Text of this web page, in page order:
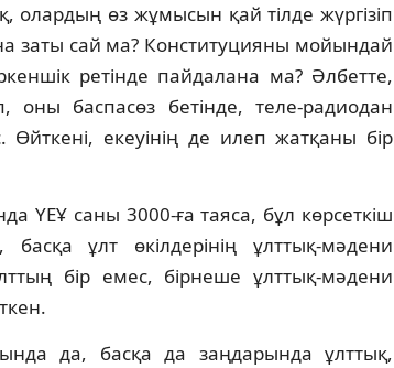
олардың өз жұмысын қай тiлде жүргiзiп
заты сай ма? Конституцияны мойындай
ретiнде пайдалана ма? Әлбетте,
баспасөз бетiнде, теле-радиодан
Өйткенi, екеуiнiң де илеп жатқаны бiр
ҮЕҰ саны 3000-ға таяса, бұл көрсеткiш
ұлт өкiлдерiнiң ұлттық-мәдени
бiр емес, бiрнеше ұлттық-мәдени
да, басқа да заңдарында ұлттық,